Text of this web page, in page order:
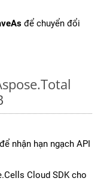
để chuyển đổi
để nhận hạn ngạch API
Cloud SDK cho